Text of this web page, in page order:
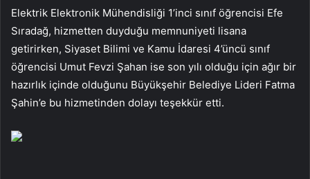
Elektrik Elektronik Mühendisliği 1’inci sınıf öğrencisi Efe
Sıradağ, hizmetten duyduğu memnuniyeti lisana
getirirken, Siyaset Bilimi ve Kamu İdaresi 4’üncü sınıf
öğrencisi Umut Fevzi Şahan ise son yılı olduğu için ağır bir
hazırlık içinde olduğunu Büyükşehir Belediye Lideri Fatma
Şahin’e bu hizmetinden dolayı teşekkür etti.